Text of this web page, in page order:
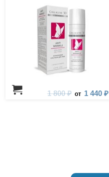
1 800 ₽ от 1 440 ₽